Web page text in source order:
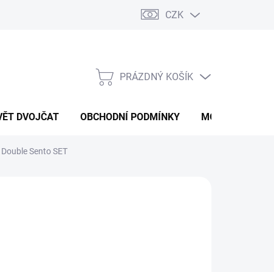
CZK
NÁKUPNÍ
PRÁZDNÝ KOŠÍK
DVOJČAT OBCHODNÍ PODMÍNKY MOJE
Double Sento SET